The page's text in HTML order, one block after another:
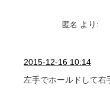
匿名 より:
2015-12-16 10:14
左手でホールドして